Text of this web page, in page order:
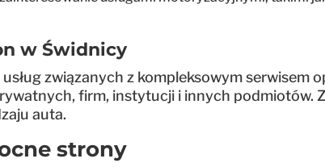
w Świdnicy
związanych z kompleksowym serwisem
firm, instytucji i innych podmiotów.
auta.
strony